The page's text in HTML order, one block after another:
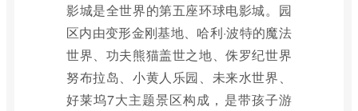
影城是全世界的第五座环球电影城。园
区内由变形金刚基地、哈利·波特的魔法
世界、功夫熊猫盖世之地、侏罗纪世界
努布拉岛、小黄人乐园、未来水世界、
好莱坞7大主题景区构成，是带孩子游